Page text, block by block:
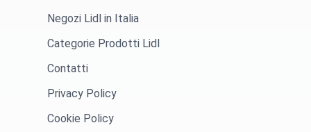
Negozi Lidl in Italia
Categorie Prodotti Lidl
Contatti
Privacy Policy
Cookie Policy